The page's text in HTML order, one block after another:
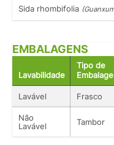
Sida rhombifolia
EMBALAGENS
Lavabilidade
Tipo de
Lavável Frasco
Não
Lavável
Tambor